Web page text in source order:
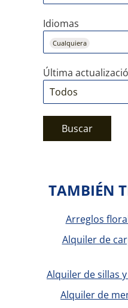
Idiomas
Cualquiera
Última
Buscar
TAMBIÉN
Arreglos
Alquiler de
Alquiler de sillas
Alquiler de